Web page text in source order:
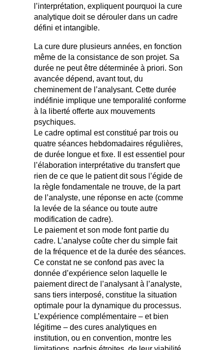
l’interprétation, expliquent pourquoi la cure
analytique doit se dérouler dans un cadre
défini et intangible.
La cure dure plusieurs années, en fonction
même de la consistance de son projet. Sa
durée ne peut être déterminée à priori. Son
avancée dépend, avant tout, du
cheminement de l’analysant. Cette durée
indéfinie implique une temporalité conforme
à la liberté offerte aux mouvements
psychiques.
Le cadre optimal est constitué par trois ou
quatre séances hebdomadaires régulières,
de durée longue et fixe. Il est essentiel pour
l’élaboration interprétative du transfert que
rien de ce que le patient dit sous l’égide de
la règle fondamentale ne trouve, de la part
de l’analyste, une réponse en acte (comme
la levée de la séance ou toute autre
modification de cadre).
Le paiement et son mode font partie du
cadre. L’analyse coûte cher du simple fait
de la fréquence et de la durée des séances.
Ce constat ne se confond pas avec la
donnée d’expérience selon laquelle le
paiement direct de l’analysant à l’analyste,
sans tiers interposé, constitue la situation
optimale pour la dynamique du processus.
L’expérience complémentaire – et bien
légitime – des cures analytiques en
institution, ou en convention, montre les